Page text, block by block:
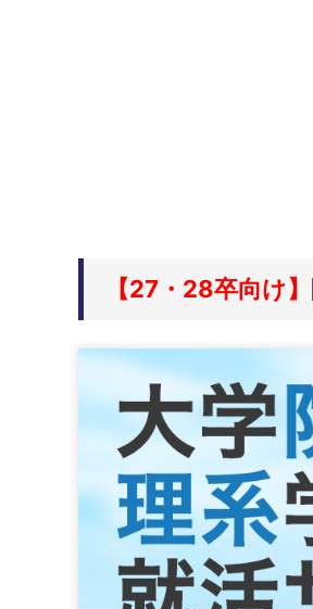
【27・28卒向け】